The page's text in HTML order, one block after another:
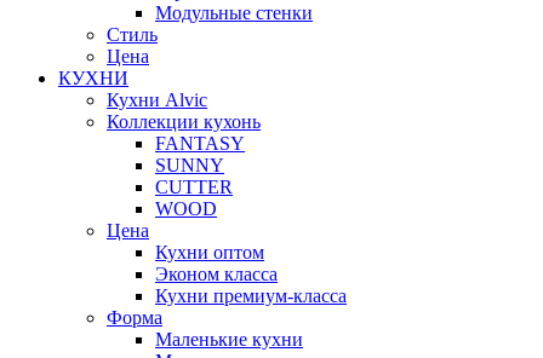
Модульные стенки
Стиль
Цена
КУХНИ
Кухни Alvic
Коллекции кухонь
FANTASY
SUNNY
CUTTER
WOOD
Цена
Кухни оптом
Эконом класса
Кухни премиум-класса
Форма
Маленькие кухни